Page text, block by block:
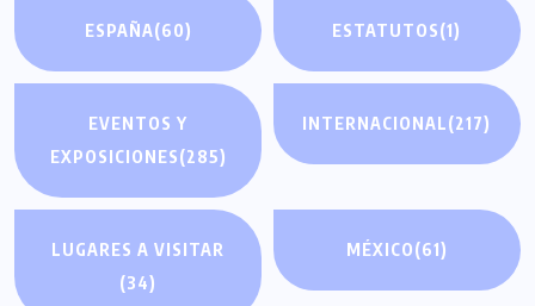
ESPAÑA(60) ESTATUTOS(1)
EVENTOS Y
EXPOSICIONES(285)
INTERNACIONAL(217)
LUGARES A VISITAR
(34)
MÉXICO(61)